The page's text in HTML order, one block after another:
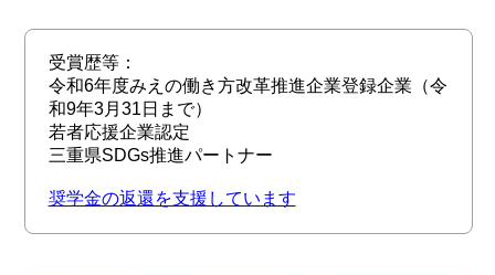
受賞歴等：
令和6年度みえの働き方改革推進企業登録企業（令
和9年3月31日まで）
若者応援企業認定
三重県SDGs推進パートナー
奨学金の返還を支援しています